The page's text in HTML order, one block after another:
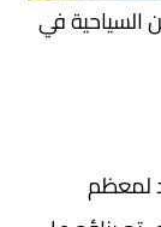
السياحية في
لمعظم